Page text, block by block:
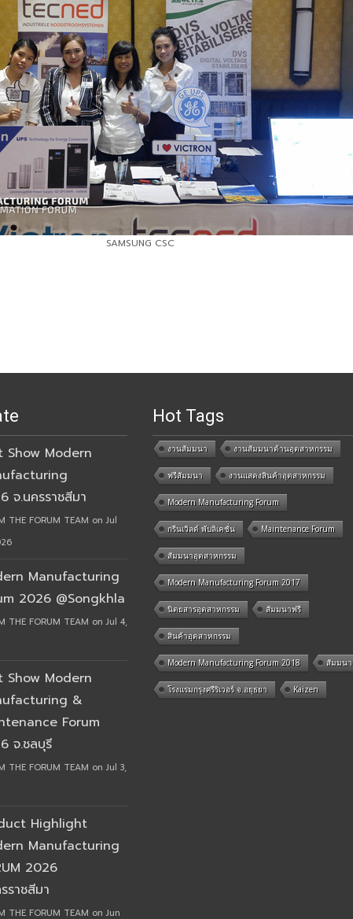
SAMSUNG CSC
Show Modern
จ.นครราชสีมา
THE FORUM TEAM on Jul
Manufacturing
2026 @Songkhla
THE FORUM TEAM on Jul 4,
Show Modern
&
Forum
จ.ชลบุรี
THE FORUM TEAM on Jul 3,
Highlight
Manufacturing
2026
ราชสีมา
THE FORUM TEAM on Jun
Hot Tags
งานสัมมนา งานสัมมนาด้านอุตสาหกรรม
ฟรีสัมมนา งานแสดงสินค้าอุตสาหกรรม
Modern Manufacturing Forum
กรีนเวิลด์ พับลิเคชั่น Maintenance Forum
สัมมนาอุตสาหกรรม
Modern Manufacturing Forum 2017
นิตยสารอุตสาหกรรม สัมมนาฟรี
สินค้าอุตสาหกรรม
Modern Manufacturing Forum 2018 สัมมนา
โรงแรมกรุงศรีริเวอร์ จ.อยุธยา Kaizen